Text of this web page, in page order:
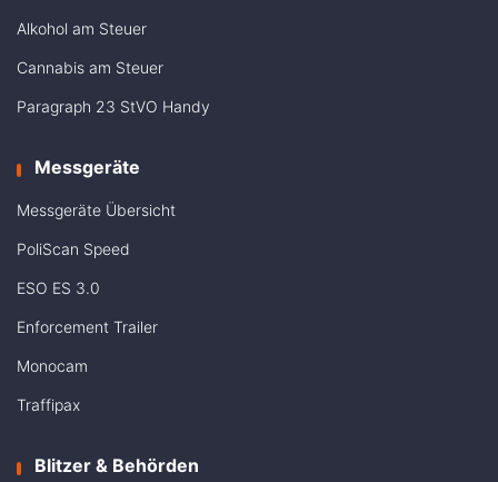
Alkohol am Steuer
Cannabis am Steuer
Paragraph 23 StVO Handy
Messgeräte
Messgeräte Übersicht
PoliScan Speed
ESO ES 3.0
Enforcement Trailer
Monocam
Traffipax
Blitzer & Behörden